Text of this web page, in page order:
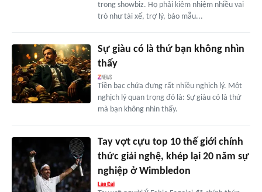
trong showbiz. Họ phải kiêm nhiệm nhiều vai
trò như tài xế, trợ lý, bảo mẫu...
Sự giàu có là thứ bạn không nhìn
thấy
Tiền bạc chứa đựng rất nhiều nghịch lý. Một
nghịch lý quan trọng đó là: Sự giàu có là thứ
mà bạn không nhìn thấy.
Tay vợt cựu top 10 thế giới chính
thức giải nghệ, khép lại 20 năm sự
nghiệp ở Wimbledon